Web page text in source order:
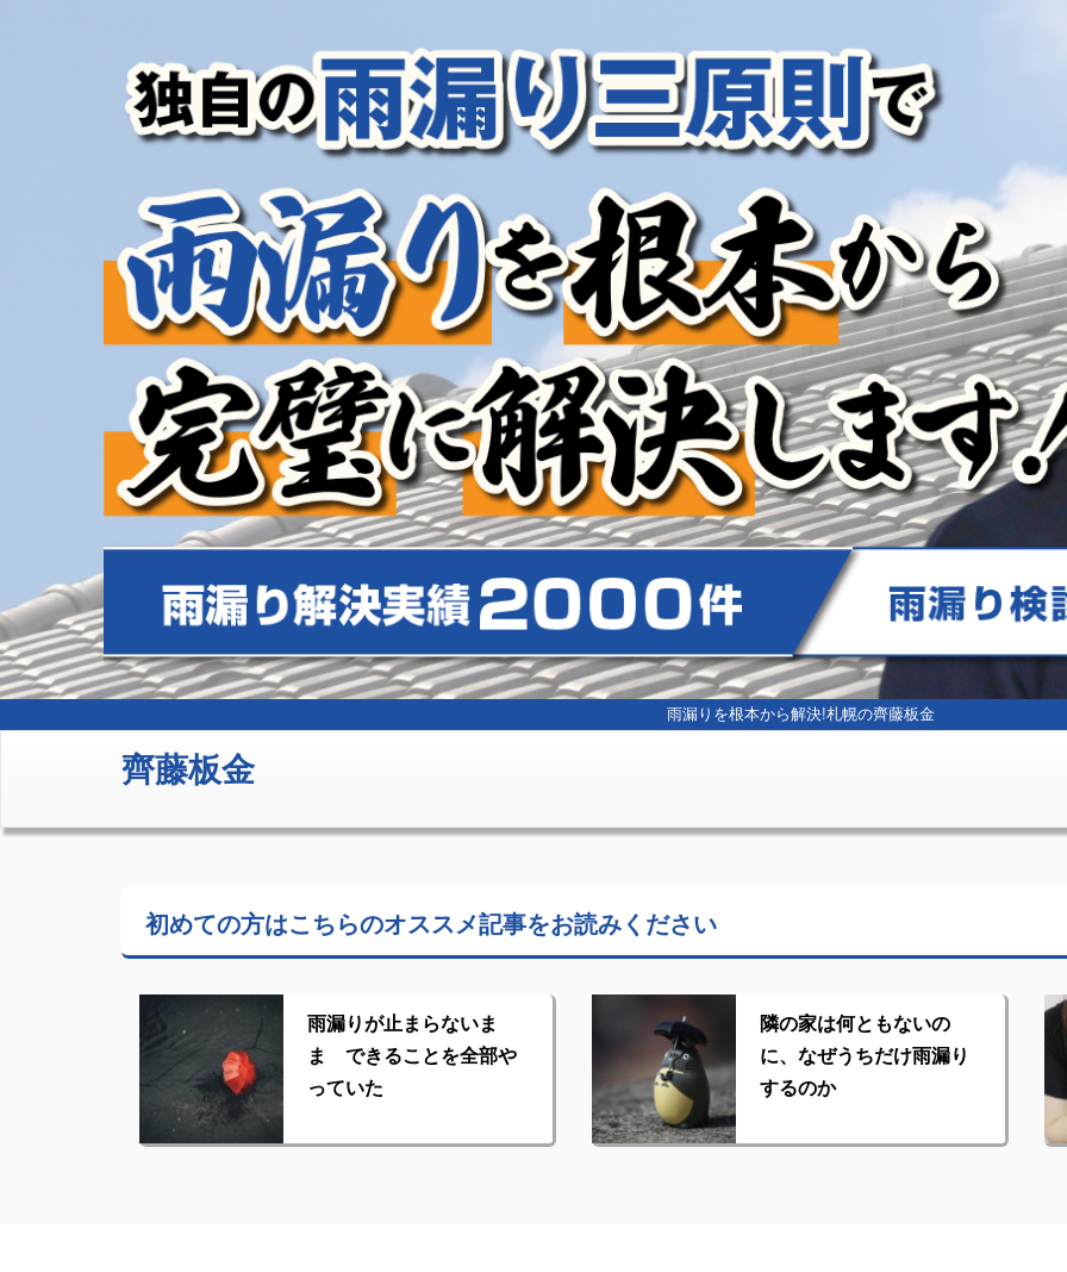
雨漏りを根本から解決!札幌の齊藤板金
齊藤板金
初めての方はこちらのオススメ記事をお読みください
雨漏りが止まらないま
ま できることを全部や
っていた
隣の家は何ともないの
に、なぜうちだけ雨漏り
するのか